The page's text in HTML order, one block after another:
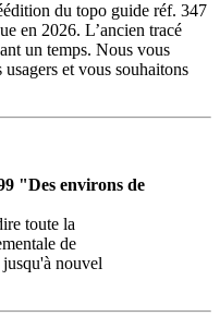
du topo guide réf. 347
en 2026. L’ancien tracé
un temps. Nous vous
et vous souhaitons
"Des environs de
toute la
de
nouvel